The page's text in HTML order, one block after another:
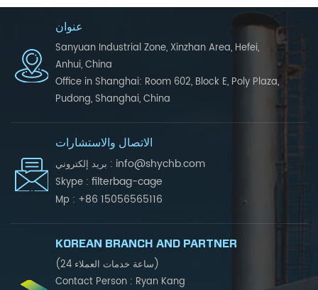
عنوان
Sanyuan Industrial Zone, Xinzhan Area, Hefei,
Anhui, China
Office in Shanghai: Room 602, Block E, Poly Plaza,
Pudong, Shanghai, China
الاتصال والاستشارات
بريد إلكتروني : info@shychb.com
Skype : filterbag-cage
Mp : +86 15056565116
KOREAN BRANCH AND PARTNER
(24 ساعة خدمات العملاء)
Contact Person : Ryan Kang